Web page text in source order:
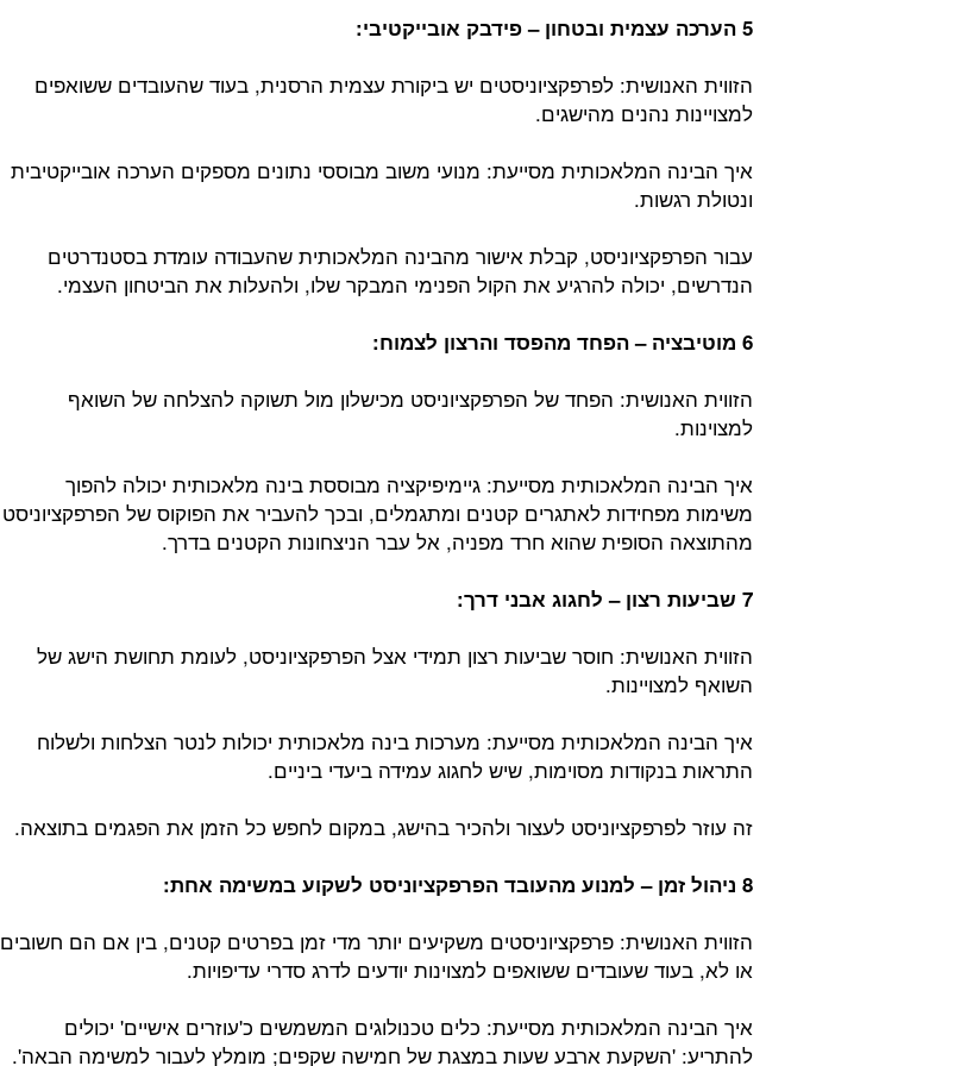
5 הערכה עצמית ובטחון – פידבק אובייקטיבי:
הזווית האנושית: לפרפקציוניסטים יש ביקורת עצמית הרסנית, בעוד שהעובדים ששואפים
למצויינות נהנים מהישגים.
איך הבינה המלאכותית מסייעת: מנועי משוב מבוססי נתונים מספקים הערכה אובייקטיבית
ונטולת רגשות.
עבור הפרפקציוניסט, קבלת אישור מהבינה המלאכותית שהעבודה עומדת בסטנדרטים
הנדרשים, יכולה להרגיע את הקול הפנימי המבקר שלו, ולהעלות את הביטחון העצמי.
6 מוטיבציה – הפחד מהפסד והרצון לצמוח:
הזווית האנושית: הפחד של הפרפקציוניסט מכישלון מול תשוקה להצלחה של השואף
למצוינות.
איך הבינה המלאכותית מסייעת: גיימיפיקציה מבוססת בינה מלאכותית יכולה להפוך
משימות מפחידות לאתגרים קטנים ומתגמלים, ובכך להעביר את הפוקוס של הפרפקציוניסט
מהתוצאה הסופית שהוא חרד מפניה, אל עבר הניצחונות הקטנים בדרך.
7 שביעות רצון – לחגוג אבני דרך:
הזווית האנושית: חוסר שביעות רצון תמידי אצל הפרפקציוניסט, לעומת תחושת הישג של
השואף למצויינות.
איך הבינה המלאכותית מסייעת: מערכות בינה מלאכותית יכולות לנטר הצלחות ולשלוח
התראות בנקודות מסוימות, שיש לחגוג עמידה ביעדי ביניים.
זה עוזר לפרפקציוניסט לעצור ולהכיר בהישג, במקום לחפש כל הזמן את הפגמים בתוצאה.
8 ניהול זמן – למנוע מהעובד הפרפקציוניסט לשקוע במשימה אחת:
הזווית האנושית: פרפקציוניסטים משקיעים יותר מדי זמן בפרטים קטנים, בין אם הם חשובים
או לא, בעוד שעובדים ששואפים למצוינות יודעים לדרג סדרי עדיפויות.
איך הבינה המלאכותית מסייעת: כלים טכנולוגים המשמשים כ'עוזרים אישיים' יכולים
להתריע: 'השקעת ארבע שעות במצגת של חמישה שקפים; מומלץ לעבור למשימה הבאה'.